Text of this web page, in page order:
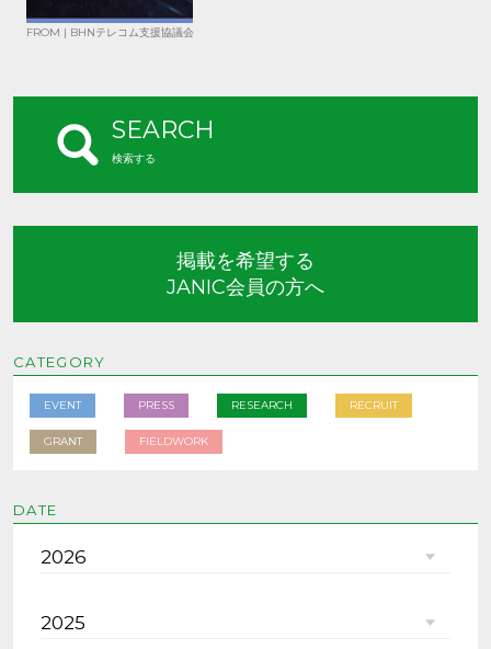
FROM | BHNテレコム支援協議会
SEARCH
検索する
掲載を希望する
JANIC会員の方へ
CATEGORY
EVENT PRESS RESEARCH RECRUIT
GRANT FIELDWORK
DATE
2026
2025